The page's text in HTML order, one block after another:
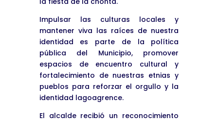
Impulsar las culturas locales y
mantener viva las raíces de nuestra
identidad es parte de la política
pública del Municipio, promover
espacios de encuentro cultural y
fortalecimiento de nuestras etnias y
pueblos para reforzar el orgullo y la
identidad lagoagrence.
El alcalde recibió un reconocimiento